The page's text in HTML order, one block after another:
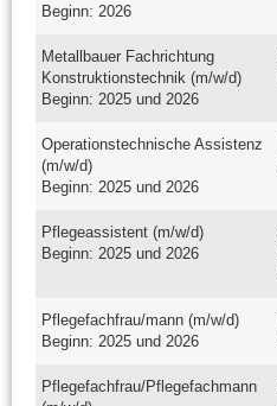
Beginn: 2026
Metallbauer Fachrichtung
Konstruktionstechnik (m/w/d)
Beginn: 2025 und 2026
Operationstechnische Assistenz
(m/w/d)
Beginn: 2025 und 2026
Pflegeassistent (m/w/d)
Beginn: 2025 und 2026
Pflegefachfrau/mann (m/w/d)
Beginn: 2025 und 2026
Pflegefachfrau/Pflegefachmann